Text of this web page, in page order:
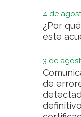
4 de
¿Por
este
3 de
de